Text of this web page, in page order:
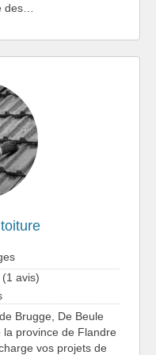
des…
(1 avis)
Brugge, De Beule
province de Flandre
vos projets de